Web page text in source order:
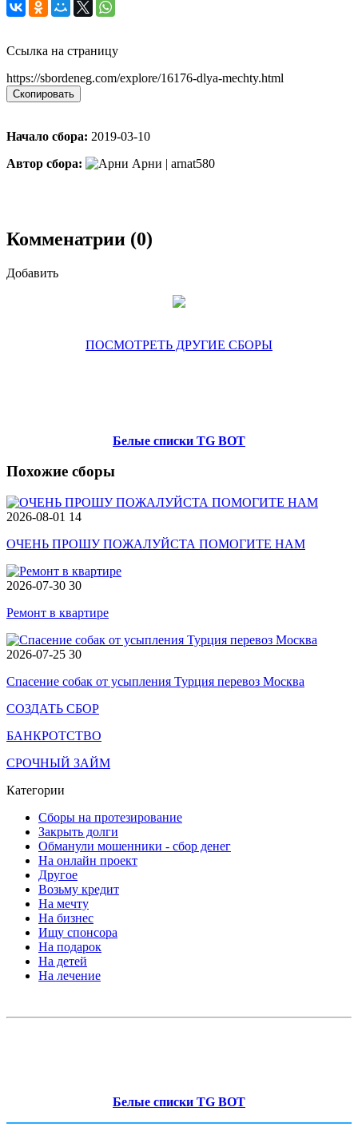
Ссылка на страницу
https://sbordeneg.com/explore/16176-dlya-mechty.html
Скопировать
Начало сбора: 2019-03-10
Автор сбора:
Арни | arnat580
Комменатрии (0)
Добавить
ПОСМОТРЕТЬ ДРУГИЕ СБОРЫ
Белые списки TG BOT
Похожие сборы
2026-08-01 14
ОЧЕНЬ ПРОШУ ПОЖАЛУЙСТА ПОМОГИТЕ НАМ
2026-07-30 30
Ремонт в квартире
2026-07-25 30
Спасение собак от усыпления Турция перевоз Москва
СОЗДАТЬ СБОР
БАНКРОТСТВО
СРОЧНЫЙ ЗАЙМ
Категории
Сборы на протезирование
Закрыть долги
Обманули мошенники - сбор денег
На онлайн проект
Другое
Возьму кредит
На мечту
На бизнес
Ищу спонсора
На подарок
На детей
На лечение
Белые списки TG BOT